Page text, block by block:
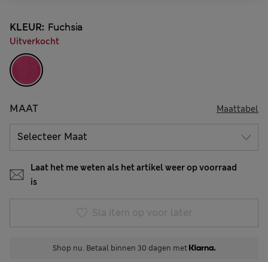
KLEUR: Fuchsia
Uitverkocht
MAAT Maattabel
Laat het me weten als het artikel weer op voorraad
is
Sla item op voor later
Shop nu. Betaal binnen 30 dagen met